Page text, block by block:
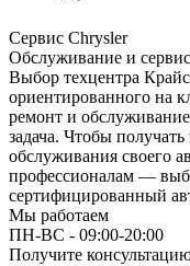
Сервис Chrysler
Обслуживание и
Выбор техцентра
ориентированного на
ремонт и
задача. Чтобы
обслуживания своего
профессионалам —
сертифицированный
Мы работаем
ПН-ВC - 09:00-20:00
Получите